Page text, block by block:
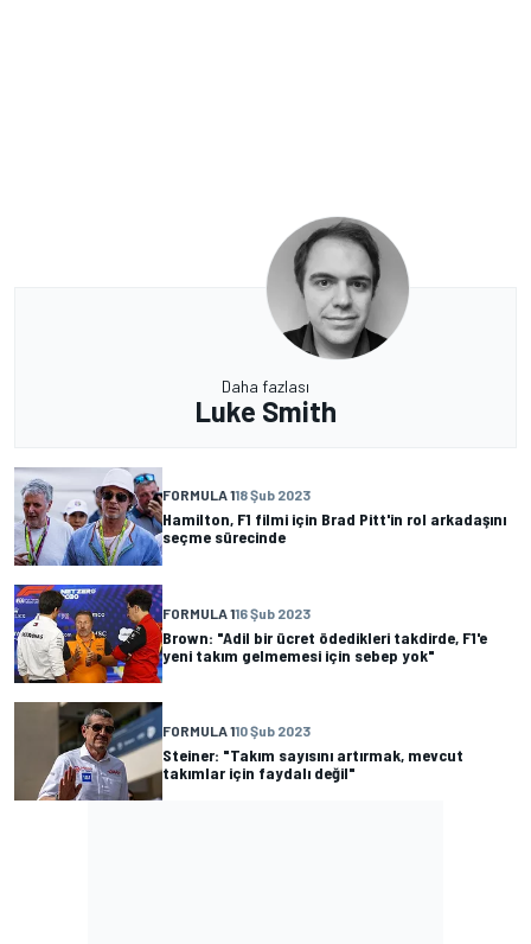
Daha fazlası
Luke Smith
FORMULA 118 Şub 2023
Hamilton, F1 filmi için Brad Pitt'in rol arkadaşını
seçme sürecinde
FORMULA 116 Şub 2023
Brown: "Adil bir ücret ödedikleri takdirde, F1'e
yeni takım gelmemesi için sebep yok"
FORMULA 110 Şub 2023
Steiner: "Takım sayısını artırmak, mevcut
takımlar için faydalı değil"